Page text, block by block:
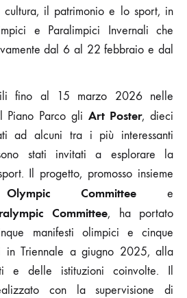
il patrimonio e lo sport, in
e Paralimpici Invernali che
dal 6 al 22 febbraio e dal
fino al 15 marzo 2026 nelle
Piano Parco gli Art Poster, dieci
ad alcuni tra i più interessanti
stati invitati a esplorare la
Il progetto, promosso insieme
Olympic Committee e
Committee, ha portato
manifesti olimpici e cinque
in Triennale a giugno 2025, alla
e delle istituzioni coinvolte. Il
con la supervisione di